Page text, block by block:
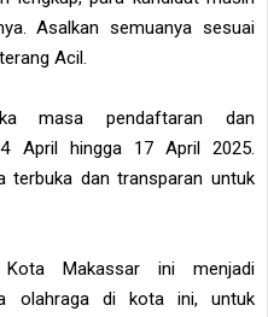
Asalkan semuanya sesuai
Acil.
masa pendaftaran dan
April hingga 17 April 2025.
terbuka dan transparan untuk
Makassar ini menjadi
olahraga di kota ini, untuk